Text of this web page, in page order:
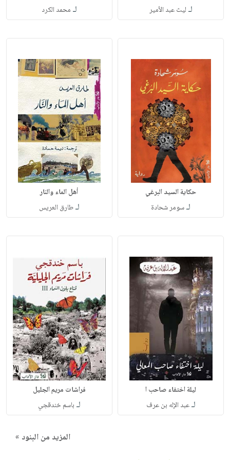
لـ ليث عبد الأمير لـ محمد الكرد
حكاية السيد البرغي
لـسومر شحادة
أهل الماء والنار
لـطارق العريس
ليلة اختفاء صاحب ا
لـعبد الإله بن عرف
فراشات مريم الجليل
لـ باسم خندقجي
المزيد من البنود »